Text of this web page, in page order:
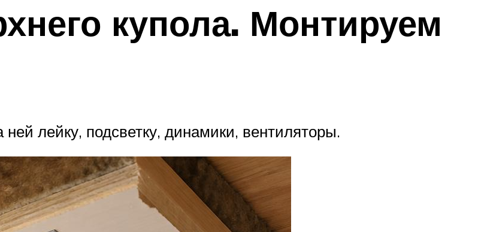
купола. Монтируем
лейку, подсветку, динамики, вентиляторы.